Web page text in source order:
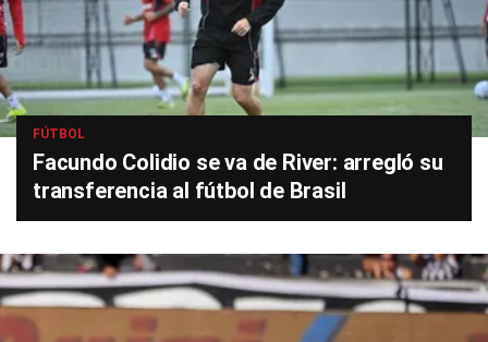
FÚTBOL
Facundo Colidio se va de River: arregló su
transferencia al fútbol de Brasil